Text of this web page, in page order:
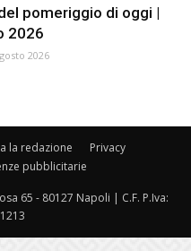
pomeriggio di oggi |
2026
2026
la redazione
Privacy
pubblicitarie
65 - 80127 Napoli | C.F. P.Iva: